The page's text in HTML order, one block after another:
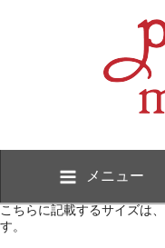
メニュー
こちらに記載するサイズは、
す。